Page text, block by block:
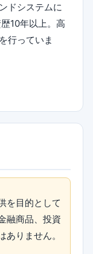
ドシステムに
10年以上。高
行っていま
を目的として
融商品、投資
りません。